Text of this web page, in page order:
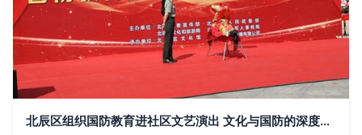
北辰区组织国防教育进社区文艺演出 文化与国防的深度融合